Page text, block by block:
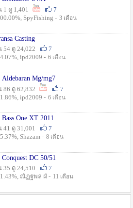
1 ดู 1,401
7
SpyFishing - 3 เดือน
Casting
54 ดู 24,022
7
ipd2009 - 6 เดือน
Aldebaran Mg/mg7
86 ดู 62,832
7
ipd2009 - 6 เดือน
Bass One XT 2011
41 ดู 31,001
7
Shazam - 8 เดือน
Conquest DC 50/51
35 ดู 24,510
7
ณัฏฐพล ฝ่ - 11 เดือน